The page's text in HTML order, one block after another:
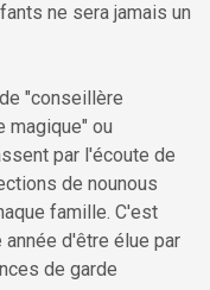
ne sera jamais un
"conseillère
magique" ou
par l'écoute de
de nounous
famille. C'est
d'être élue par
de garde